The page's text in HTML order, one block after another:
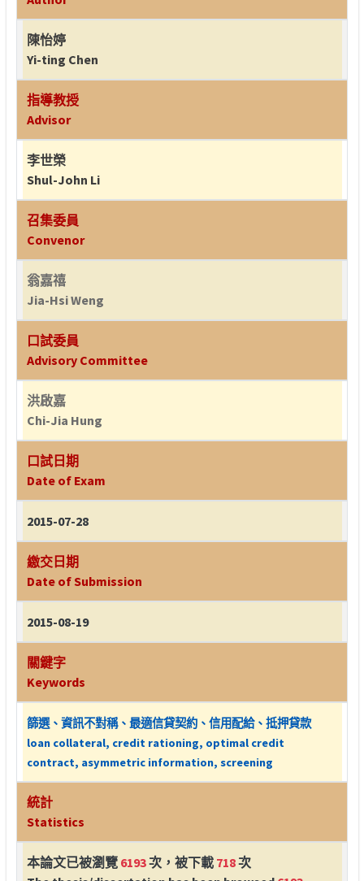
陳怡婷
Yi-ting Chen
指導教授
Advisor
李世榮
Shul-John Li
召集委員
Convenor
翁嘉禧
Jia-Hsi Weng
口試委員
Advisory Committee
洪啟嘉
Chi-Jia Hung
口試日期
Date of Exam
2015-07-28
繳交日期
Date of Submission
2015-08-19
關鍵字
Keywords
篩選、資訊不對稱、最適信貸契約、信用配給、抵押貸款
loan collateral, credit rationing, optimal credit
contract, asymmetric information, screening
統計
Statistics
本論文已被瀏覽 6193次，被下載 718次